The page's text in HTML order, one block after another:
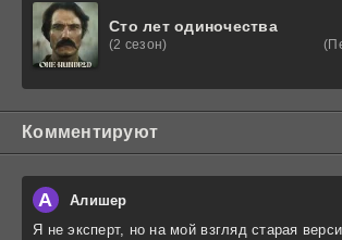
Сто лет одиночества
(2 сезон)
Комментируют
А Алишер
Я не эксперт, но на мой взгляд старая